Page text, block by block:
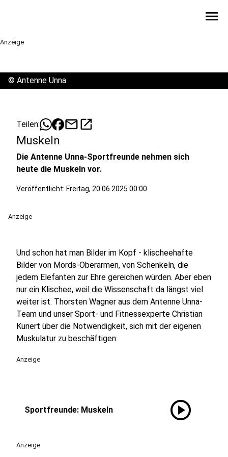
menu
Anzeige
© Antenne Unna
Teilen: mailopen_in_new
Muskeln
Die Antenne Unna-Sportfreunde nehmen sich
heute die Muskeln vor.
Veröffentlicht: Freitag, 20.06.2025 00:00
Anzeige
Und schon hat man Bilder im Kopf - klischeehafte
Bilder von Mords-Oberarmen, von Schenkeln, die
jedem Elefanten zur Ehre gereichen würden. Aber eben
nur ein Klischee, weil die Wissenschaft da längst viel
weiter ist. Thorsten Wagner aus dem Antenne Unna-
Team und unser Sport- und Fitnessexperte Christian
Kunert über die Notwendigkeit, sich mit der eigenen
Muskulatur zu beschäftigen:
Anzeige
Sportfreunde: Muskeln play_circle
Anzeige